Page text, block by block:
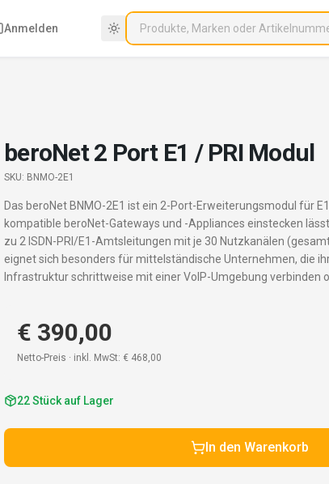
Anmelden
beroNet 2 Port E1 / PRI Modul
SKU: BNMO-2E1
Das beroNet BNMO-2E1 ist ein 2-Port-Erweiterungsmodul für
kompatible beroNet-Gateways und -Appliances einstecken
zu 2 ISDN-PRI/E1-Amtsleitungen mit je 30 Nutzkanälen
eignet sich besonders für mittelständische Unternehmen, die
Infrastruktur schrittweise mit einer VoIP-Umgebung verbinden
€ 390,00
Netto-Preis · inkl. MwSt: € 468,00
22Stück auf Lager
In den Warenkorb